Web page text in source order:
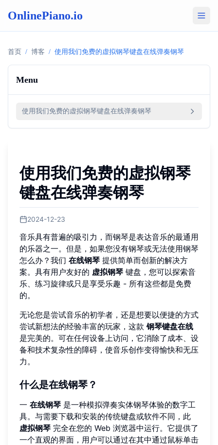
OnlinePiano.io
首页 / 博客 / 使用我们免费的虚拟钢琴键盘在线弹奏钢琴
Menu
使用我们免费的虚拟钢琴键盘在线弹奏钢琴
使用我们免费的虚拟钢琴
键盘在线弹奏钢琴
2024-12-23
音乐具有普遍的吸引力，而钢琴是表达音乐的最通用
的乐器之一。但是，如果您没有钢琴或无法使用钢琴
怎么办？我们 在线钢琴 提供简单而创新的解决方
案。具有用户友好的 虚拟钢琴 键盘，您可以探索音
乐、练习旋律或只是享受乐趣 - 所有这些都是免费
的。
无论您是尝试音乐的初学者，还是想要以便捷的方式
尝试新想法的经验丰富的玩家，这款钢琴键盘在线
是完美的。可在任何设备上访问，它消除了成本、设
备和技术复杂性的障碍，使音乐创作变得愉快和无压
力。
什么是在线钢琴？
一 在线钢琴 是一种模拟弹奏实体钢琴体验的数字工
具。与需要下载和安装的传统键盘或软件不同，此
虚拟钢琴 完全在您的 Web 浏览器中运行。它提供了
一个直观的界面，用户可以通过在其中通过鼠标单击